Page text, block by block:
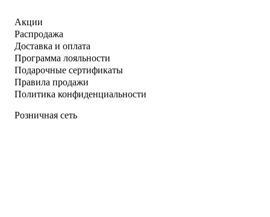
Акции
Распродажа
Доставка и оплата
Программа лояльности
Подарочные сертификаты
Правила продажи
Политика конфиденциальности
Розничная сеть